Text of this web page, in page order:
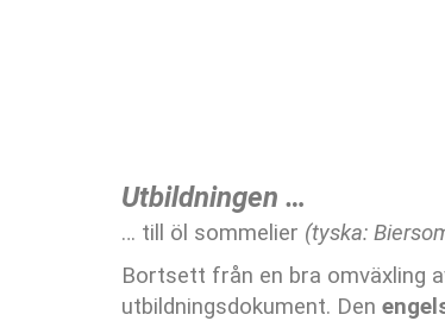
Utbildningen …
… till öl sommelier (tyska:
Bortsett från en bra omväxling
utbildningsdokument. Den